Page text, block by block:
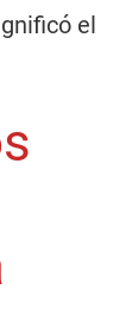
el